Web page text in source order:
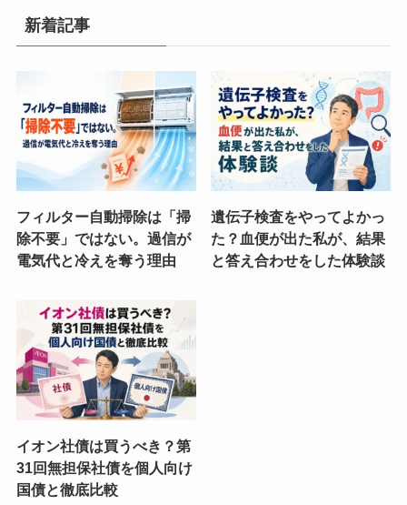
新着記事
フィルター自動掃除は「掃
除不要」ではない。過信が
電気代と冷えを奪う理由
遺伝子検査をやってよかっ
た？血便が出た私が、結果
と答え合わせをした体験談
イオン社債は買うべき？第
31回無担保社債を個人向け
国債と徹底比較